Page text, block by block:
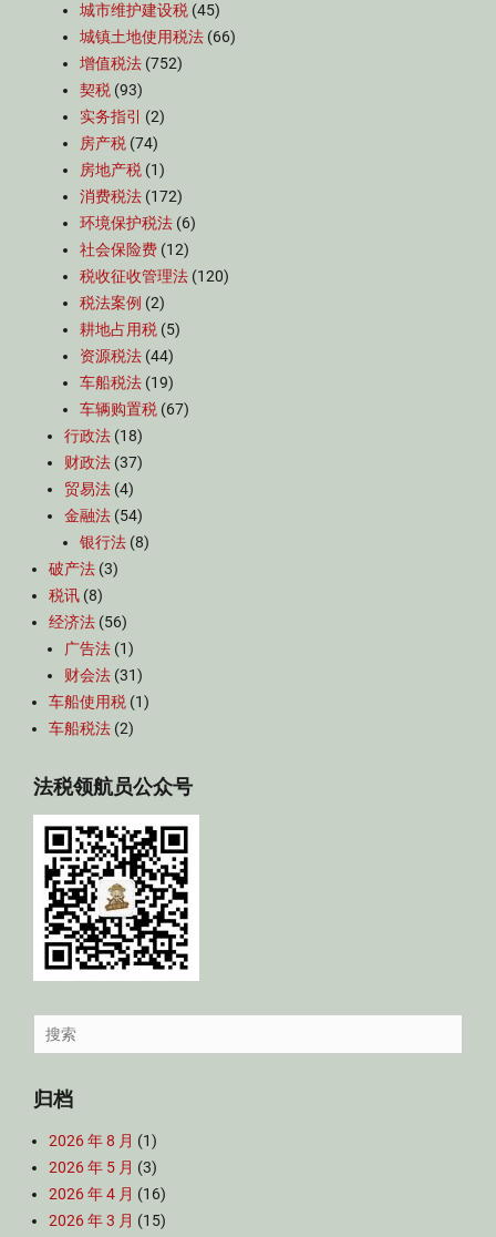
城市维护建设税 (45)
城镇土地使用税法 (66)
增值税法 (752)
契税 (93)
实务指引
(2)
房产税 (74)
房地产税 (1)
消费税法 (172)
环境保护税法 (6)
社会保险费 (12)
税收征收管理法 (120)
税法案例 (2)
耕地占用税 (5)
资源税法 (44)
车船税法 (19)
车辆购置税 (67)
行政法 (18)
财政法 (37)
贸易法 (4)
金融法 (54)
银行法 (8)
破产法 (3)
税讯 (8)
经济法 (56)
广告法 (1)
财会法 (31)
车船使用税 (1)
车船税法 (2)
法税领航员公众号
Search
for:
归档
2026 年 8 月 (1)
2026 年 5 月 (3)
2026 年 4 月 (16)
2026 年 3 月 (15)